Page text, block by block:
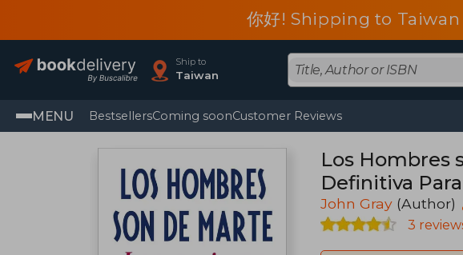
你好! Shipping to
Ship to
Taiwan
MENU BestsellersComing soonCustomer Reviews
Los Hombres
Definitiva
John Gray (Author)
3